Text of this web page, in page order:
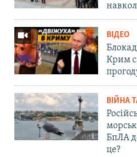
ВІДЕО
Крим
ВІЙНА
БпЛА
це?